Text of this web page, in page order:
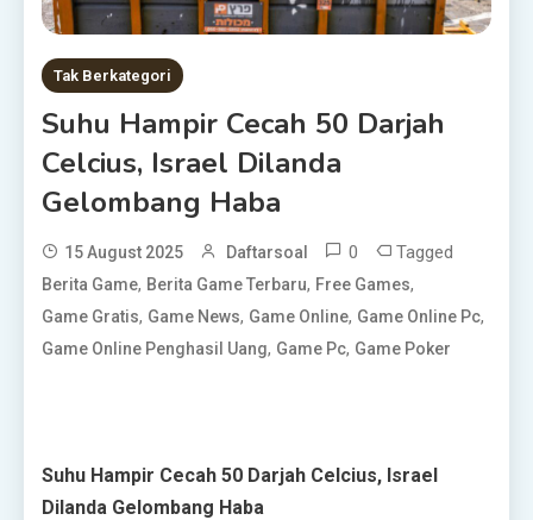
Tak Berkategori
Suhu Hampir Cecah 50 Darjah
Celcius, Israel Dilanda
Gelombang Haba
15 August 2025 Daftarsoal 0 Tagged
Berita Game, Berita Game Terbaru, Free Games,
Game Gratis, Game News, Game Online, Game Online Pc,
Game Online Penghasil Uang, Game Pc, Game Poker
Suhu Hampir Cecah 50 Darjah Celcius, Israel
Dilanda Gelombang Haba